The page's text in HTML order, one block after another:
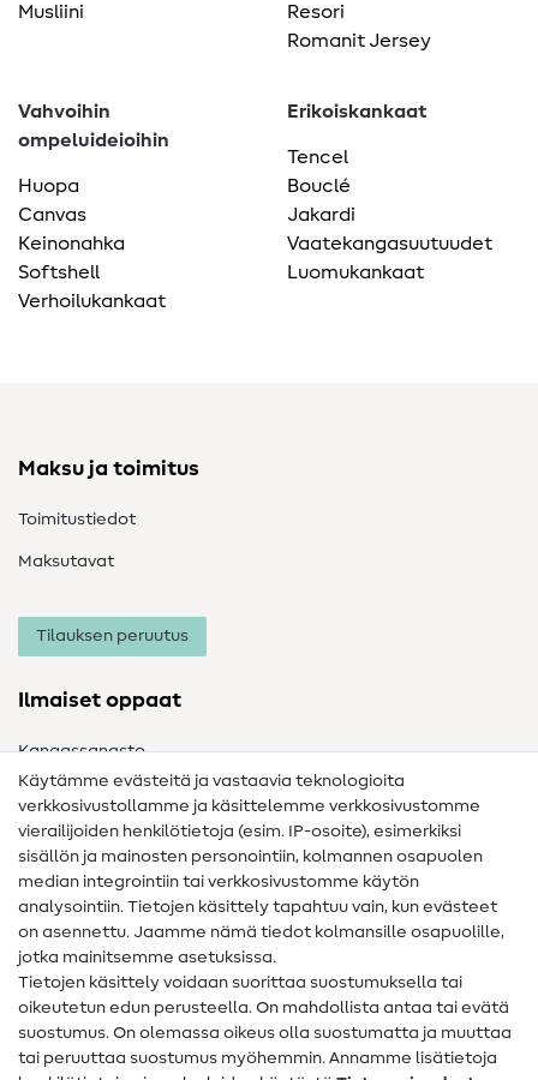
Musliini
Resori
Romanit Jersey
Vahvoihin
ompeluideioihin
Huopa
Canvas
Keinonahka
Softshell
Verhoilukankaat
Erikoiskankaat
Tencel
Bouclé
Jakardi
Vaatekangasuutuudet
Luomukankaat
Maksu ja toimitus
Toimitustiedot
Maksutavat
Tilauksen peruutus
Ilmaiset oppaat
Kangassanasto
Ompelusanasto
Ompeluohjeet
Apua ja yhteystiedot
Yhteystiedot
Tietoa omistajanvaihdoksesta
FAQ
Peruutusoikeus
Käytämme evästeitä ja vastaavia teknologioita
verkkosivustollamme ja käsittelemme verkkosivustomme
vierailijoiden henkilötietoja (esim. IP-osoite), esimerkiksi
sisällön ja mainosten personointiin, kolmannen osapuolen
median integrointiin tai verkkosivustomme käytön
analysointiin. Tietojen käsittely tapahtuu vain, kun evästeet
on asennettu. Jaamme nämä tiedot kolmansille osapuolille,
jotka mainitsemme asetuksissa.
Tietojen käsittely voidaan suorittaa suostumuksella tai
oikeutetun edun perusteella. On mahdollista antaa tai evätä
suostumus. On olemassa oikeus olla suostumatta ja muuttaa
tai peruuttaa suostumus myöhemmin. Annamme lisätietoja